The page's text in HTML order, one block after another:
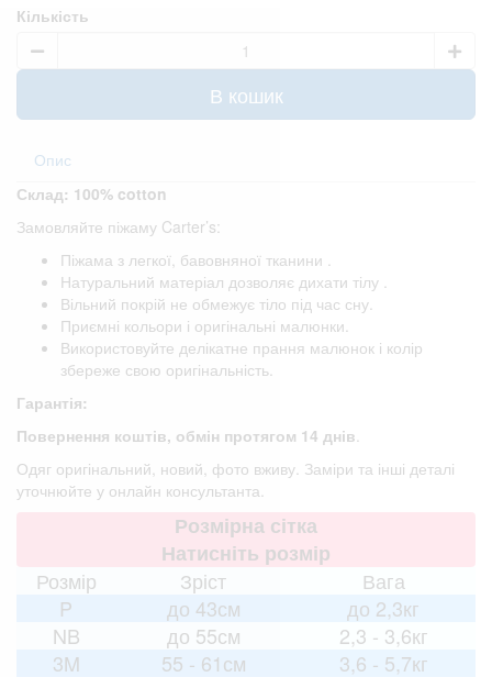
Кількість
В кошик
Опис
Склад: 100% cotton
Замовляйте піжаму Carter’s:
Піжама з легкої, бавовняної тканини .
Натуральний матеріал дозволяє дихати тілу .
Вільний покрій не обмежує тіло під час сну.
Приємні кольори і оригінальні малюнки.
Використовуйте делікатне прання малюнок і колір
збереже свою оригінальність.
Гарантія:
Повернення коштів, обмін протягом 14 днів
Одяг оригінальний, новий, фото вживу. Заміри та інші деталі
уточнюйте у онлайн консультанта.
Розмірна сітка
Натисніть розмір
Розмір
Зріст
Вага
P
до 43см
до 2,3кг
NB
до 55см
2,3 - 3,6кг
3M
55 - 61см
3,6 - 5,7кг